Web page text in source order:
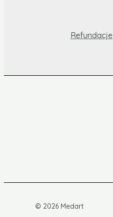
Refundacje
© 2026 Medart